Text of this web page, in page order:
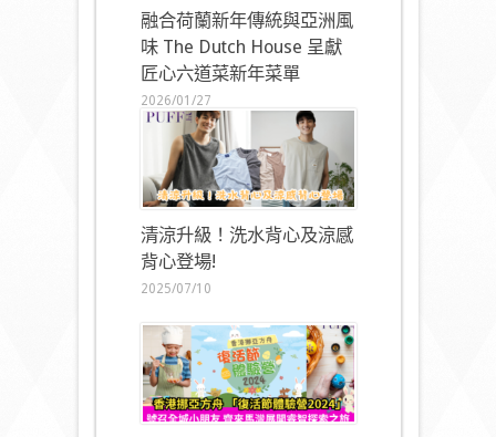
融合荷蘭新年傳統與亞洲風
味 The Dutch House 呈獻
匠心六道菜新年菜單
2026/01/27
清涼升級！洗水背心及涼感
背心登場!
2025/07/10